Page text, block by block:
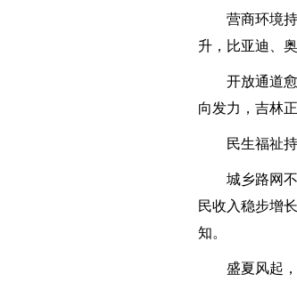
营商环境
升，比亚迪、
开放通道
向发力，吉林
民生福祉
城乡路网
民收入稳步增
知。
盛夏风起